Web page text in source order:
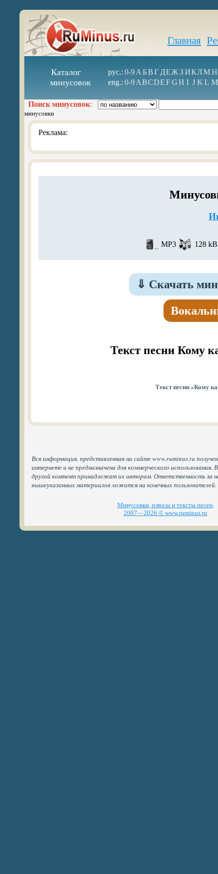
Главная
Каталог
минусовок
рус.: 0-9А БВГ ДЕЖ З ИКЛМН
eng.: 0-9ABCDEFGH I J K L M
Поиск минусовок:
минусовки
Реклама:
MP3 128
⇓ Скачать
Текст песни Кому
Текст песни «Кому
Вся информация, представленная на сайте www.ruminus.ru
интернете и не предназначена для коммерческого
другой контент принадлежат их авторам. Ответственность за
вышеуказанных материалов ложится на конечных пользователей.
Минусовки, плюсы и тексты песен,
2007—2026 © www.ruminus.ru